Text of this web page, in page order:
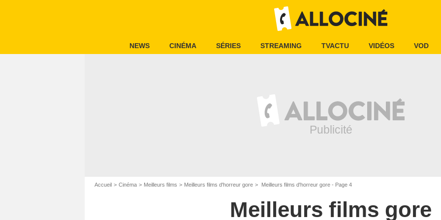
NEWS CINÉMA SÉRIES STREAMING TVACTU VIDÉOS VOD
Accueil Cinéma Meilleurs films Meilleurs films d'horreur gore Meilleurs films d'horreur gore - Page 4
Meilleurs films gore